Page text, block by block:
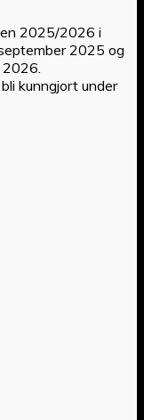
2025/2026 i
2025 og
2026.
kunngjort under